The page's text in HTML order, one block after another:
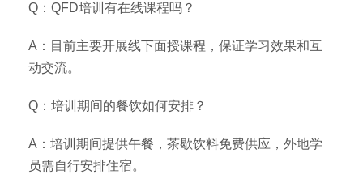
Q：QFD培训有在线课程吗？
A：目前主要开展线下面授课程，保证学习效果和互
动交流。
Q：培训期间的餐饮如何安排？
A：培训期间提供午餐，茶歇饮料免费供应，外地学
员需自行安排住宿。